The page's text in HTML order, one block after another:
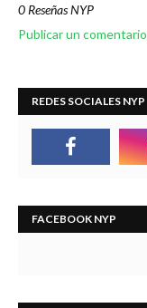
0 Reseñas NYP
Publicar un comentario
REDES SOCIALES NYP
FACEBOOK NYP